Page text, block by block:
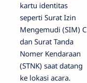
kartu identitas
seperti Surat Izin
Mengemudi (SIM) C
dan Surat Tanda
Nomer Kendaraan
(STNK) saat datang
ke lokasi acara.